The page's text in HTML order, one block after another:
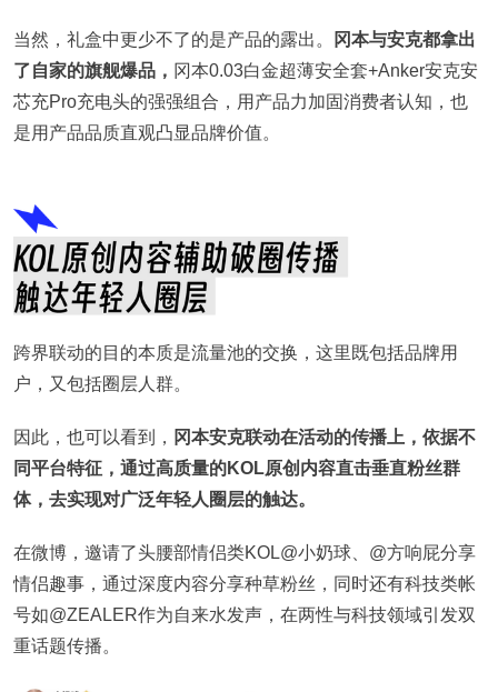
当然，礼盒中更少不了的是产品的露出。
冈本与安克都拿出
了自家的旗舰爆品， 冈本0.03白金超薄安全套+Anker安克安
芯充Pro充电头的强强组合，用产品力加固消费者认知，也
是用产品品质直观凸显品牌价值。
跨界联动的目的本质是流量池的交换，这里既包括品牌用
户，又包括圈层人群。
因此，也可以看到， 冈本安克联动在活动的传播上，依据不
同平台特征，通过高质量的KOL原创内容直击垂直粉丝群
体，去实现对广泛年轻人圈层的触达。
在微博，邀请了头腰部情侣类KOL@小奶球、@方响屁分享
情侣趣事，通过深度内容分享种草粉丝，同时还有科技类帐
号如@ZEALER作为自来水发声，在两性与科技领域引发双
重话题传播。